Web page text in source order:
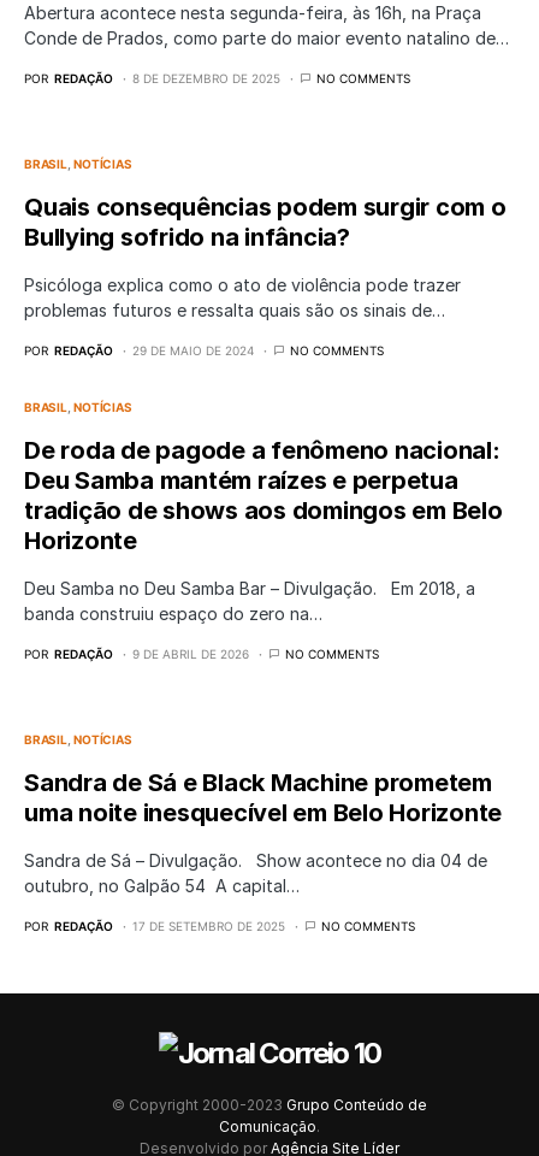
Abertura acontece nesta segunda-feira, às 16h, na Praça
Conde de Prados, como parte do maior evento natalino de…
POR REDAÇÃO 8 DE DEZEMBRO DE 2025 NO COMMENTS
BRASIL NOTÍCIAS
Quais consequências podem surgir com o
Bullying sofrido na infância?
Psicóloga explica como o ato de violência pode trazer
problemas futuros e ressalta quais são os sinais de…
POR REDAÇÃO 29 DE MAIO DE 2024 NO COMMENTS
BRASIL NOTÍCIAS
De roda de pagode a fenômeno nacional:
Deu Samba mantém raízes e perpetua
tradição de shows aos domingos em Belo
Horizonte
Deu Samba no Deu Samba Bar – Divulgação. Em 2018, a
banda construiu espaço do zero na…
POR REDAÇÃO 9 DE ABRIL DE 2026 NO COMMENTS
BRASIL NOTÍCIAS
Sandra de Sá e Black Machine prometem
uma noite inesquecível em Belo Horizonte
Sandra de Sá – Divulgação. Show acontece no dia 04 de
outubro, no Galpão 54 A capital…
POR REDAÇÃO 17 DE SETEMBRO DE 2025 NO COMMENTS
© Copyright 2000-2023 Grupo Conteúdo de
Comunicação.
Desenvolvido por Agência Site Líder